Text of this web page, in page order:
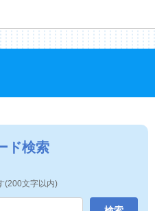
ド検索
(200文字以内)